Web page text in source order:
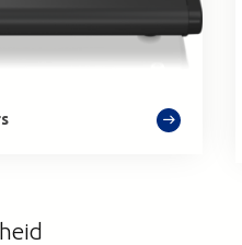
werkt,